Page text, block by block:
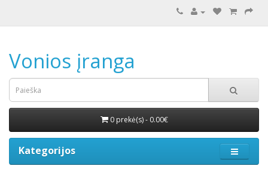
Vonios įranga
0 prekė(s) - 0.00€
Kategorijos